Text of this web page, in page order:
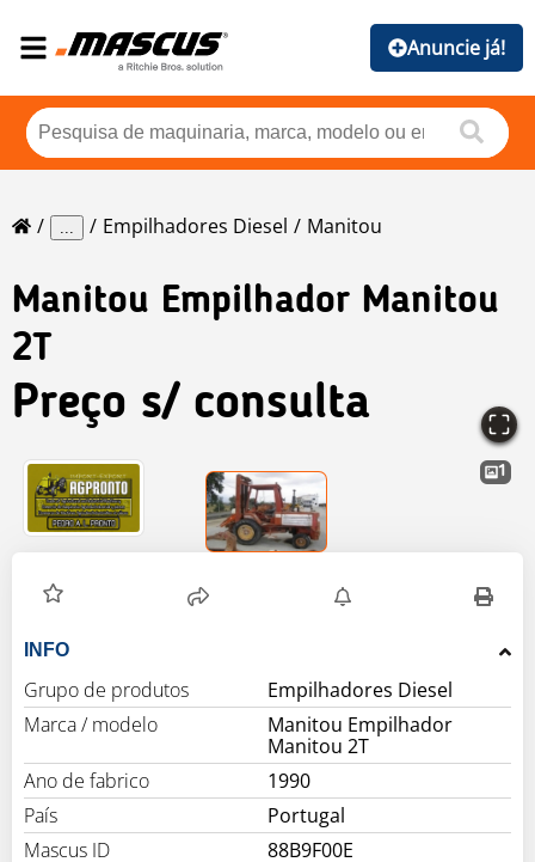
Anuncie já!
... Empilhadores Diesel Manitou
Manitou Empilhador Manitou
2T
Preço s/ consulta
1
INFO
Grupo de produtos
Empilhadores Diesel
Marca / modelo
Manitou Empilhador
Manitou 2T
Ano de fabrico
1990
País
Portugal
Mascus ID
88B9F00E